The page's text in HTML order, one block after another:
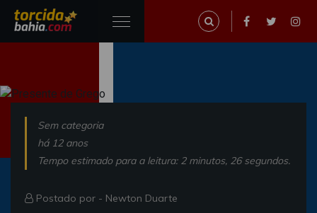
Sem categoria
há 12 anos
Tempo estimado para a leitura: 2 minutos, 26 segundos.
Postado por - Newton Duarte